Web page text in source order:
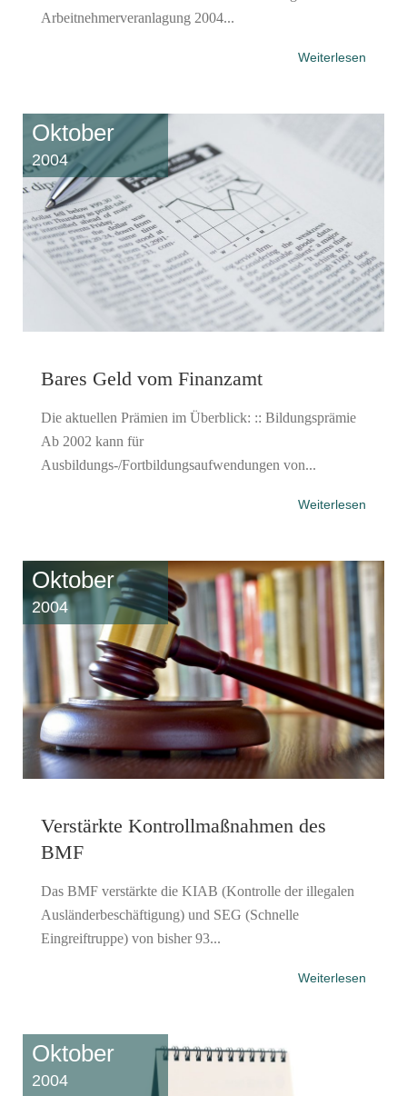
Arbeitnehmerveranlagung 2004...
Weiterlesen
Oktober
2004
Bares Geld vom Finanzamt
Die aktuellen Prämien im Überblick: :: Bildungsprämie
Ab 2002 kann für
Ausbildungs-/Fortbildungsaufwendungen von...
Weiterlesen
Oktober
2004
Verstärkte Kontrollmaßnahmen des
BMF
Das BMF verstärkte die KIAB (Kontrolle der illegalen
Ausländerbeschäftigung) und SEG (Schnelle
Eingreiftruppe) von bisher 93...
Weiterlesen
Oktober
2004